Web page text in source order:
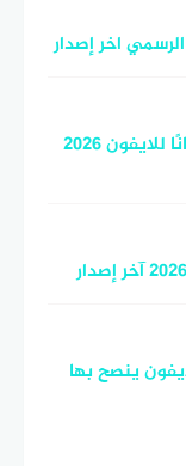
سناب شات – تنزيل Snapchat iOS مجانًا للايفون 2026
ينصح بها